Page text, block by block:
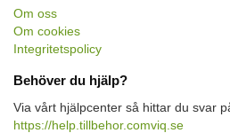
Om oss
Om cookies
Integritetspolicy
Behöver du hjälp?
Via vårt hjälpcenter så hittar du svar
https://help.tillbehor.comviq.se